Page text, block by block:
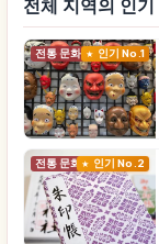
전체 지역의 인기
전통 문화 인기 No.1
전통 문화 인기 No.2